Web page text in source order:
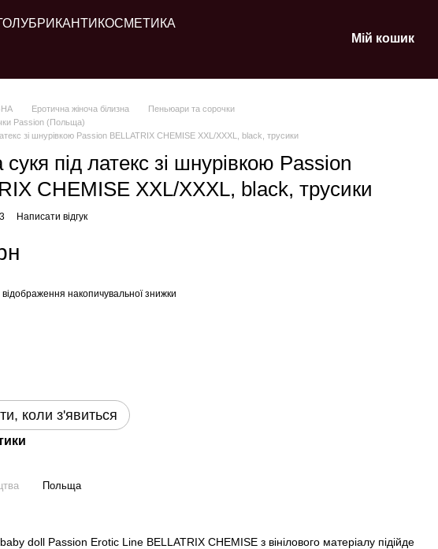
ЛУБРИКАНТИ КОСМЕТИКА
Мій кошик
Еротична жіноча білизна
Пеньюари та сорочки
Passion (Польща)
зі шнурівкою Passion BELLATRIX CHEMISE XXL/XXXL, black, трусики
під латекс зі шнурівкою Passion
CHEMISE XXL/XXXL, black, трусики
Написати відгук
відображення накопичувальної знижки
коли з'явиться
Польща
doll Passion Erotic Line BELLATRIX CHEMISE з вінілового матеріалу підійде